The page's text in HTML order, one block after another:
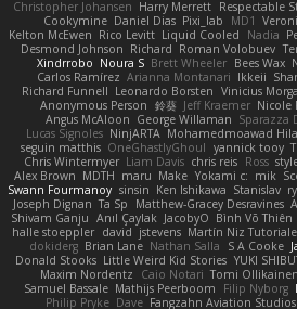
Christopher Johansen Harry Merrett Respectable
Cookymine Daniel Dias Pixi_lab MD1
Kelton McEwen Rico Levitt Liquid Cooled Nadia
Desmond Johnson Richard Roman Volobuev
Xindrrobo Noura S Brett Wheeler Bees Wax
Carlos Ramírez Arianna Montanari Ikkeii
Richard Funnell Leonardo Borsten Vinicius
Anonymous Person 鈴葵 Jeff Kraemer Nicole
Angus McAloon George Willaman Sparazza
Lucas Signoles NinjARTA Mohamedmoawad
seguin matthis OneGhastlyGhoul yannick tooy
Chris Wintermyer Liam Davis chris reis Ross
Alex Brown MDTH maru Make Yokami c: mik
Swann Fourmanoy sinsin Ken Ishikawa Stanislav
Joseph Dignan Ta Sp Matthew-Gracey Desravines
Shivam Ganju Anıl Çaylak JacobyO Bình Võ Thiên
halle stoeppler david jstevens Martín Niz
dokiderg Brian Lane Nathan Salla S A Cooke
Donald Stooks Little Weird Kid Stories YUKI
Maxim Nordentz
Caio Notari Tomi Ollikainen
Samuel Bassale Mathijs Peerboom Filip Nyborg
Philip Pryke Dave Fangzahn Aviation Studios